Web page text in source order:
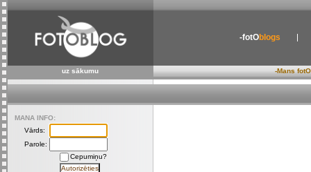
-fotOblogs
uz sākumu -Mans
MANA INFO:
Vārds:
Parole:
Cepumiņu?